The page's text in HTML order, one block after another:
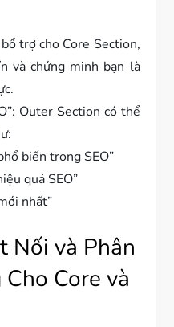
trợ cho Core Section,
và chứng minh bạn là
Outer Section có thể
biến trong SEO”
quả SEO”
nhất”
Nối và Phân
Core và